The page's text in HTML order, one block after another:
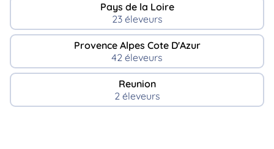
Pays de la Loire
23 éleveurs
Provence Alpes Cote D'Azur
42 éleveurs
Reunion
2 éleveurs